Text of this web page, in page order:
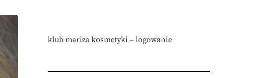
klub mariza kosmetyki – logowanie